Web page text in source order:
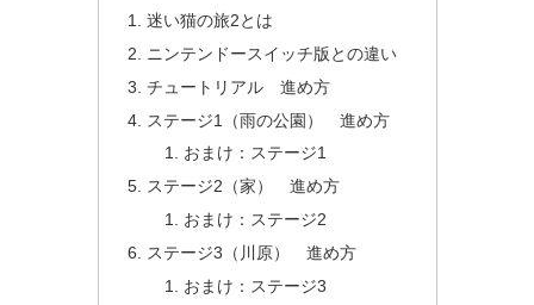
迷い猫の旅2とは
ニンテンドースイッチ版との違い
チュートリアル 進め方
ステージ1（雨の公園） 進め方
おまけ：ステージ1
ステージ2（家） 進め方
おまけ：ステージ2
ステージ3（川原） 進め方
おまけ：ステージ3